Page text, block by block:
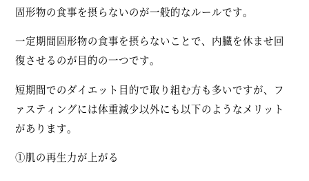
固形物の食事を摂らないのが一般的なルールです。
一定期間固形物の食事を摂らないことで、内臓を休ませ回
復させるのが目的の一つです。
短期間でのダイエット目的で取り組む方も多いですが、フ
ァスティングには体重減少以外にも以下のようなメリット
があります。
①肌の再生力が上がる